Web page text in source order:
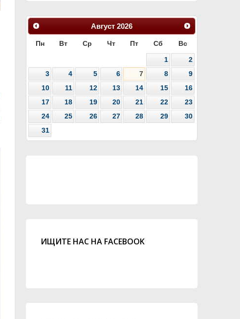
Август 2026
Пн Вт Ср Чт Пт Сб Вс
1
2
3
4 5 6 7 8
9
10
11 12 13 14 15
16
17
18 19 20 21 22
23
24
25 26 27 28 29
30
31
ИЩИТЕ НАС НА FACEBOOK